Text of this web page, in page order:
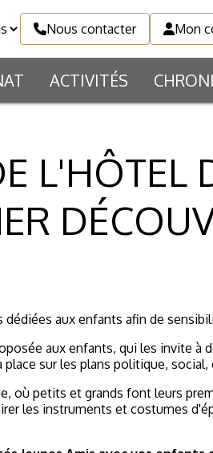
Nous contacter Mon
ACTIVITÉS
L'HÔTEL
aux enfants afin de
aux enfants, qui les invite à
sur les plans politique,
petits et grands font leurs
les instruments et costumes